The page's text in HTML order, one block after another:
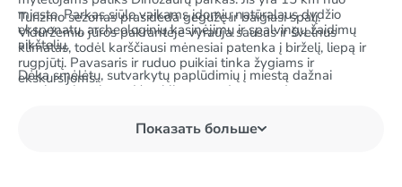
miesto. Parkas siūlo vaikams įdomių natūralaus dydžio
eksponatų, archeologinių kasinėjimų ir spalvingų žaidimų
aikštelių.
Dėka smėlėtų, sutvarkytų paplūdimių į miestą dažnai
atvyksta jaunimas. Heraklione yra daug vandens pramogų,
Eleftherios Venizelos aikštė. Netoliese yra daug kavinių,
restoranų ir tavernų, kurios jūsų atostogoms suteikia
Turizmo sezonas prasideda gegužę ir baigiasi spalį.
Viduržemio jūros pakrantėje vyrauja sausas ir švelnus
klimatas, todėl karščiausi mėnesiai patenka į birželį, liepą ir
rugpjūtį. Pavasaris ir ruduo puikiai tinka žygiams ir
ekskursijoms.
Показать больше